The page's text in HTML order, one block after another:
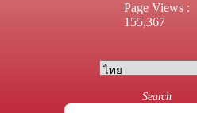
Page Views :
155,367
Search